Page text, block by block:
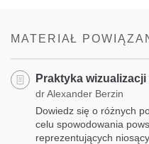
MATERIAŁ
Praktyka wizualizacji
dr Alexander Berzin
Dowiedz się o różnych
celu spowodowania
reprezentujących